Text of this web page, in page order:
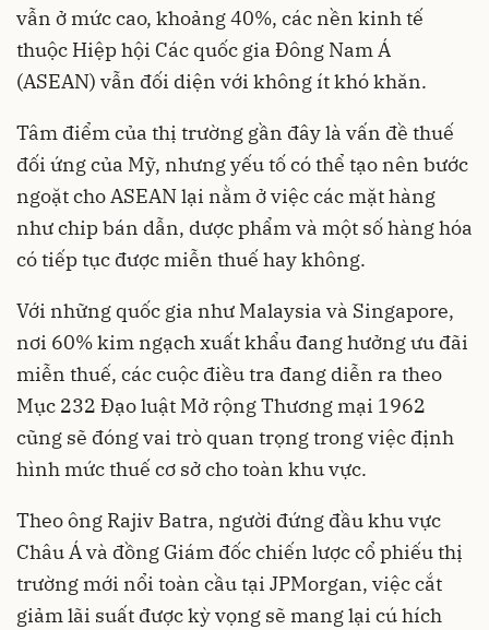
vẫn ở mức cao, khoảng 40%, các nền kinh tế
thuộc Hiệp hội Các quốc gia Đông Nam Á
(ASEAN) vẫn đối diện với không ít khó khăn.
Tâm điểm của thị trường gần đây là vấn đề thuế
đối ứng của Mỹ, nhưng yếu tố có thể tạo nên bước
ngoặt cho ASEAN lại nằm ở việc các mặt hàng
như chip bán dẫn, dược phẩm và một số hàng hóa
có tiếp tục được miễn thuế hay không.
Với những quốc gia như Malaysia và Singapore,
nơi 60% kim ngạch xuất khẩu đang hưởng ưu đãi
miễn thuế, các cuộc điều tra đang diễn ra theo
Mục 232 Đạo luật Mở rộng Thương mại 1962
cũng sẽ đóng vai trò quan trọng trong việc định
hình mức thuế cơ sở cho toàn khu vực.
Theo ông Rajiv Batra, người đứng đầu khu vực
Châu Á và đồng Giám đốc chiến lược cổ phiếu thị
trường mới nổi toàn cầu tại JPMorgan, việc cắt
giảm lãi suất được kỳ vọng sẽ mang lại cú hích